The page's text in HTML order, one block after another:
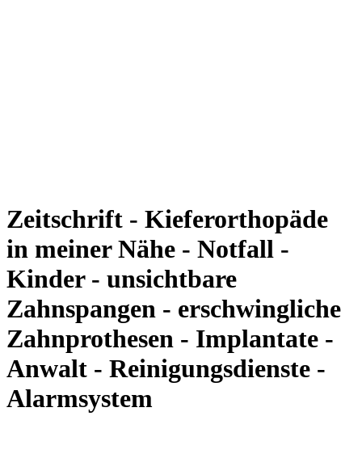
Zeitschrift - Kieferorthopäde
in meiner Nähe - Notfall -
Kinder - unsichtbare
Zahnspangen - erschwingliche
Zahnprothesen - Implantate -
Anwalt - Reinigungsdienste -
Alarmsystem